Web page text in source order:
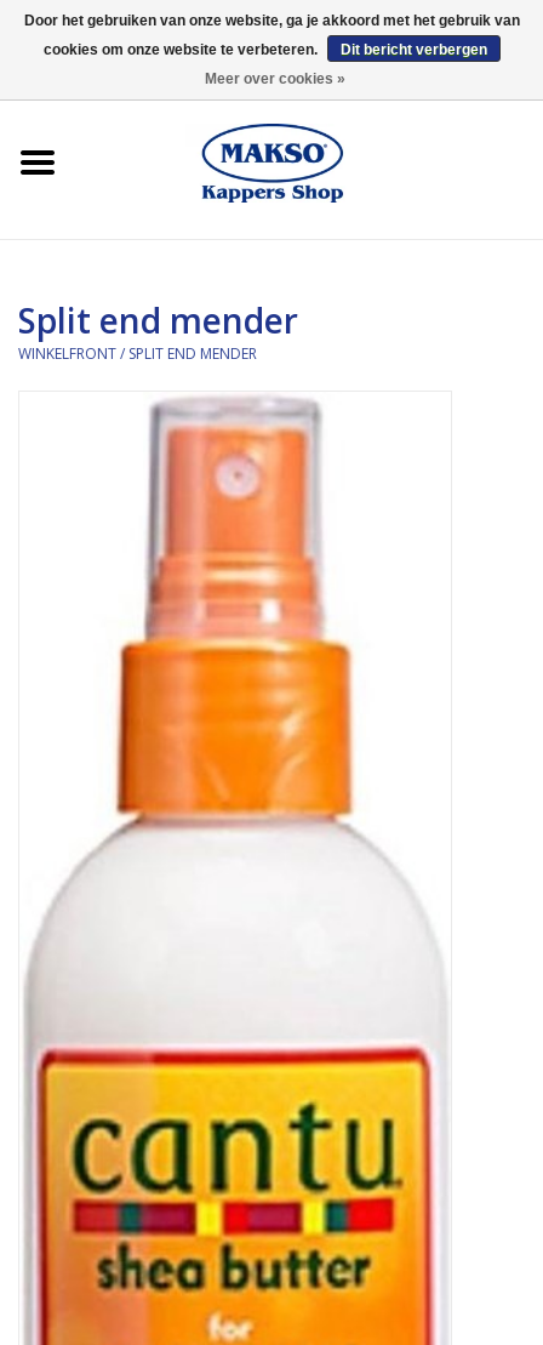
0 Artikelen - €0,00
Kaaral
Split end mender
WINKELFRONT/ SPLIT END MENDER
Door het gebruiken van onze website, ga je akkoord met het gebruik van
cookies om onze website te verbeteren.
Dit bericht verbergen
Meer over cookies »